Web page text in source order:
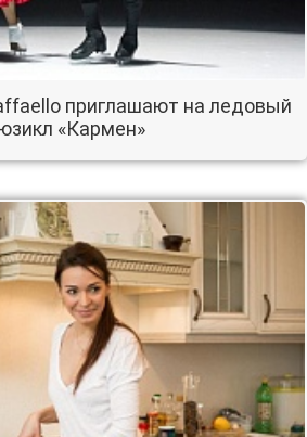
приглашают на ледовый
«Кармен»